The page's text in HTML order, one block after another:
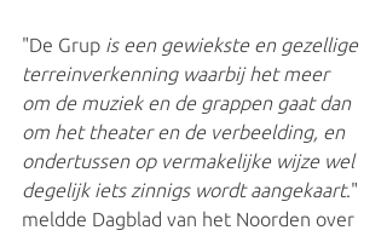
"De Grup is een gewiekste en gezellige
terreinverkenning waarbij het meer
om de muziek en de grappen gaat dan
om het theater en de verbeelding, en
ondertussen op vermakelijke wijze wel
degelijk iets zinnigs wordt aangekaart."
meldde Dagblad van het Noorden over